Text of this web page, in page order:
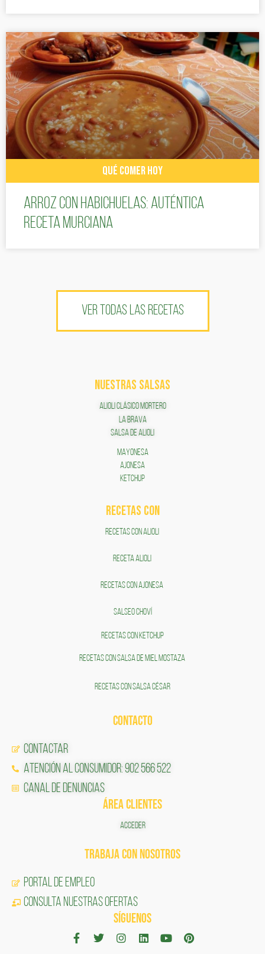
QUÉ COMER HOY
Arroz con habichuelas: auténtica
receta murciana
VER TODAS LAS RECETAS
NUESTRAS SALSAS
ALIOLI CLÁSICO MORTERO
LA BRAVA
SALSA DE ALIOLI
MAYONESA
AJONESA
KETCHUP
RECETAS COn
RECETAS CON ALIOLI
RECETA ALIOLI
RECETAS CON AJONESA
SALSEO CHOVÍ
RECETAS CON KETCHUP
RECETAS CON SALSA DE MIEL MOSTAZA
RECETAS CON SALSA CÉSAR
CONTACTO
Contactar
Atención al Consumidor: 902 566 522
Canal de Denuncias
ÁREA CLIENTES
ACCEDER
TRABAJA CON NOSOTROS
Portal de Empleo
CONSULTA NUESTRAS OFERTAS
SÍGUENOS